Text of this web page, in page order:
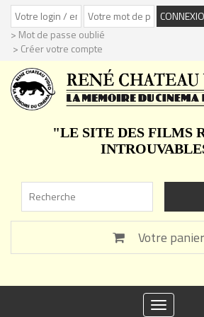
> Mot de passe oublié
> Créer votre compte
"LE SITE DES FILMS
Votre panier
Toggle